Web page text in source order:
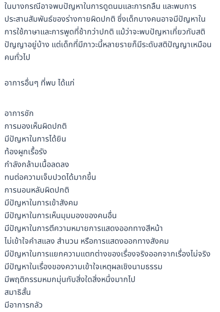
ในบางกรณีอาจพบปัญหาในการดูดนมและการกลืน และพบการ
ประสานสัมพันธ์ของร่างกายผิดปกติ ซึ่งเด็กบางคนอาจมีปัญหาใน
การใช้ภาษาและการพูดที่ช้ากว่าปกติ แม้ว่าจะพบปัญหาเกี่ยวกับสติ
ปัญญาอยู่บ้าง แต่เด็กที่มีภาวะนี้หลายรายก็มีระดับสติปัญญาเหมือน
คนทั่วไป
อาการอื่นๆ ที่พบ ได้แก่
อาการชัก
การมองเห็นผิดปกติ
มีปัญหาในการได้ยิน
ท้องผูกเรื้อรัง
กำลังกล้ามเนื้อลดลง
ทนต่อความเจ็บปวดได้มากขึ้น
การนอนหลับผิดปกติ
มีปัญหาในการเข้าสังคม
มีปัญหาในการเห็นมุมมองของคนอื่น
มีปัญหาในการตีความหมายการแสดงออกทางสีหน้า
ไม่เข้าใจคำสแลง สำนวน หรือการแสดงออกทางสังคม
มีปัญหาในการแยกความแตกต่างของเรื่องจริงออกจากเรื่องไม่จริง
มีปัญหาในเรื่องของความเข้าใจเหตุผลเชิงนามธรรม
มีพฤติกรรมหมกมุ่นกับสิ่งใดสิ่งหนึ่งมากไป
สมาธิสั้น
มีอาการกลัว